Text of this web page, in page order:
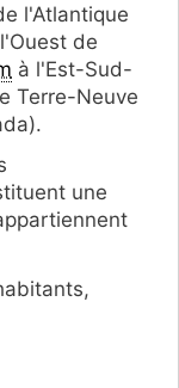
l'Atlantique
de
à l'Est-Sud-
Terre-Neuve
une